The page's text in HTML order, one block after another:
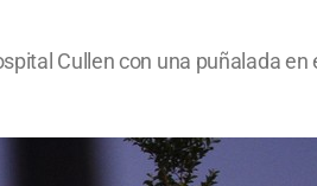
Cullen con una puñalada en